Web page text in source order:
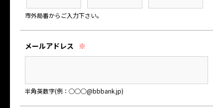
市外局番からご入力下さい。
メールアドレス ※
半角英数字(例：○○○@bbbank.jp)